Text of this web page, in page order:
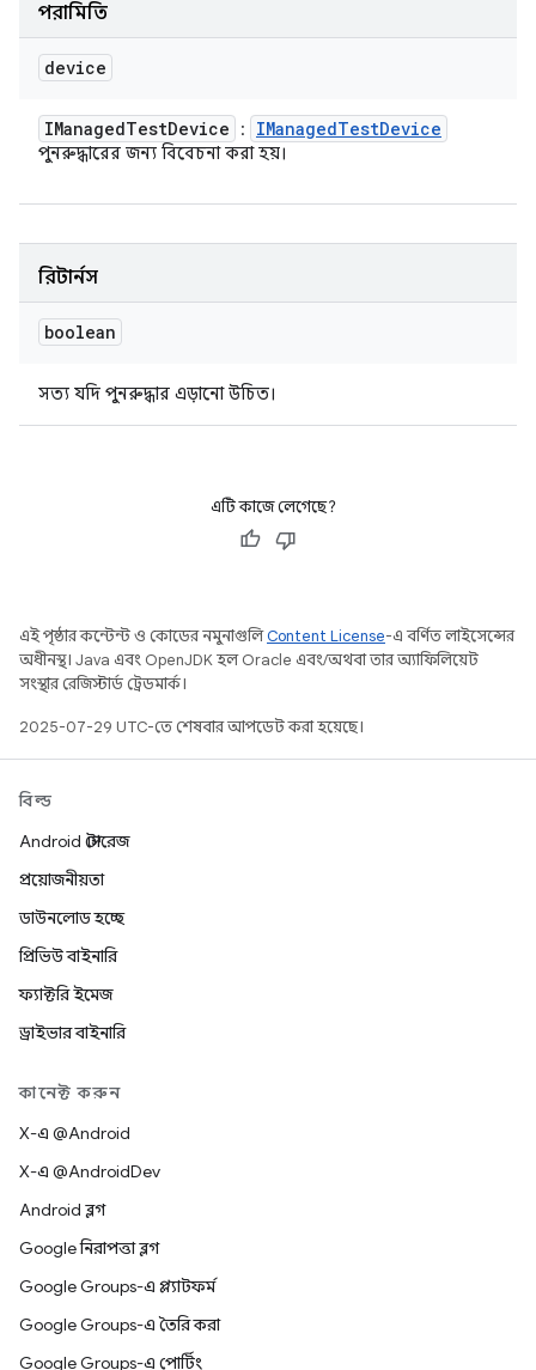
পরামিতি
device
IManagedTestDevice : IManagedTestDevice
পুনরুদ্ধারের জন্য বিবেচনা করা হয়।
রিটার্নস
boolean
সত্য যদি পুনরুদ্ধার এড়ানো উচিত।
এটি কাজে লেগেছে?
এই পৃষ্ঠার কন্টেন্ট ও কোডের নমুনাগুলিContent License-এ বর্ণিত লাইসেন্সের
অধীনস্থ। Java এবং OpenJDK হল Oracle এবং/অথবা তার অ্যাফিলিয়েট
সংস্থার রেজিস্টার্ড ট্রেডমার্ক।
2025-07-29 UTC-তে শেষবার আপডেট করা হয়েছে।
বিল্ড
Android স্টোরেজ
প্রয়োজনীয়তা
ডাউনলোড হচ্ছে
প্রিভিউ বাইনারি
ফ্যাক্টরি ইমেজ
ড্রাইভার বাইনারি
কানেক্ট করুন
X-এ @Android
X-এ @AndroidDev
Android ব্লগ
Google নিরাপত্তা ব্লগ
Google Groups-এ প্ল্যাটফর্ম
Google Groups-এ তৈরি করা
Google Groups-এ পোর্টিং